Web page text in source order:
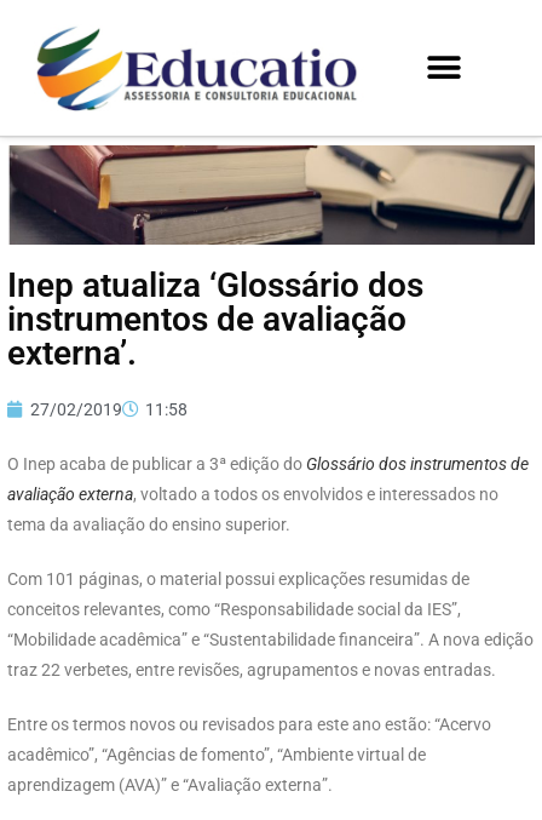
Inep atualiza ‘Glossário dos
instrumentos de avaliação
externa’.
27/02/2019 11:58
O Inep acaba de publicar a 3ª edição do Glossário dos instrumentos de
avaliação externa, voltado a todos os envolvidos e interessados no
tema da avaliação do ensino superior.
Com 101 páginas, o material possui explicações resumidas de
conceitos relevantes, como “Responsabilidade social da IES”,
“Mobilidade acadêmica” e “Sustentabilidade financeira”. A nova edição
traz 22 verbetes, entre revisões, agrupamentos e novas entradas.
Entre os termos novos ou revisados para este ano estão: “Acervo
acadêmico”, “Agências de fomento”, “Ambiente virtual de
aprendizagem (AVA)” e “Avaliação externa”.